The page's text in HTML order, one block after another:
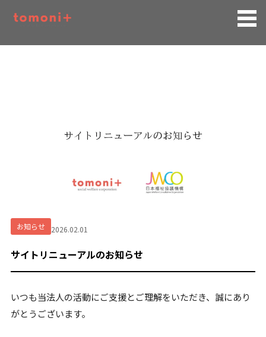
お知らせ 2026.02.01
サイトリニューアルのお知らせ
いつも当法人の活動にご支援とご理解をいただき、誠にあり
がとうございます。